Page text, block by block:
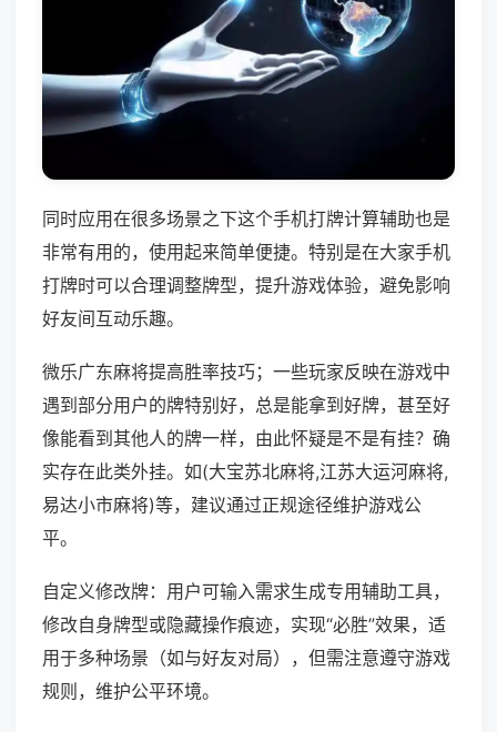
同时应用在很多场景之下这个手机打牌计算辅助也是
非常有用的，使用起来简单便捷。特别是在大家手机
打牌时可以合理调整牌型，提升游戏体验，避免影响
好友间互动乐趣。
微乐广东麻将提高胜率技巧；一些玩家反映在游戏中
遇到部分用户的牌特别好，总是能拿到好牌，甚至好
像能看到其他人的牌一样，由此怀疑是不是有挂？确
实存在此类外挂。如(大宝苏北麻将,江苏大运河麻将,
易达小市麻将)等，建议通过正规途径维护游戏公
平。
自定义修改牌：用户可输入需求生成专用辅助工具，
修改自身牌型或隐藏操作痕迹，实现“必胜”效果，适
用于多种场景（如与好友对局），但需注意遵守游戏
规则，维护公平环境。